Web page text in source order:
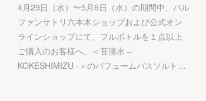
4月29日（水）〜5月6日（水）の期間中、パル
ファンサトリ六本木ショップおよび公式オン
ラインショップにて、フルボトルを１点以上
ご購入のお客様へ、＜苔清水 –
KOKESHIMIZU -＞のパフュームバスソルト…